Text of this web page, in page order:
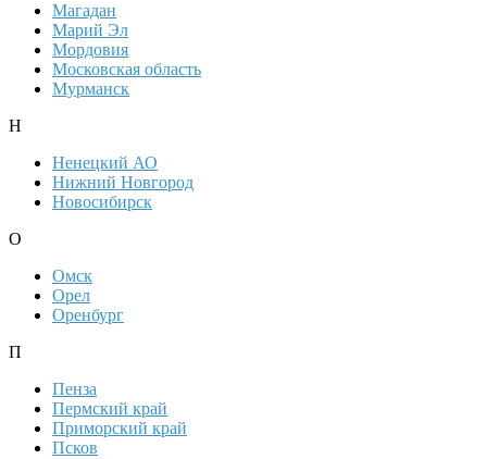
Магадан
Марий Эл
Мордовия
Московская область
Мурманск
Н
Ненецкий АО
Нижний Новгород
Новосибирск
О
Омск
Орел
Оренбург
П
Пенза
Пермский край
Приморский край
Псков